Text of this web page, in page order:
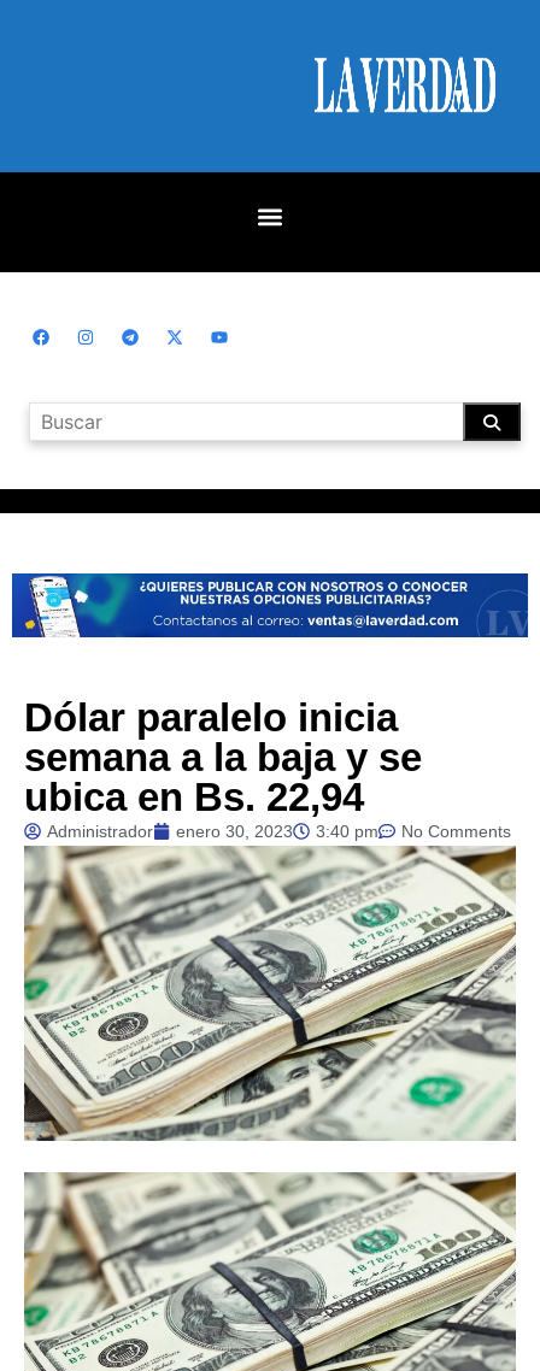
Dólar paralelo inicia
semana a la baja y se
ubica en Bs. 22,94
Administrador enero 30, 2023 3:40 pm No Comments